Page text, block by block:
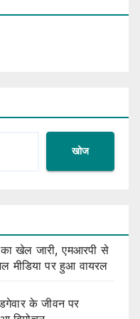
खोज
का खेल जारी, एमआरपी से
मीडिया पर हुआ वायरल
के जीवन पर